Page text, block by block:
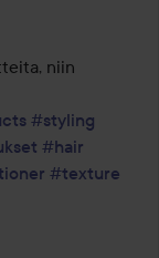
niin
#styling
#hair
#texture